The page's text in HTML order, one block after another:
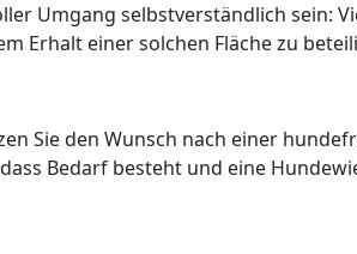
Umgang selbstverständlich sein:
Erhalt einer solchen Fläche zu
Sie den Wunsch nach einer
Bedarf besteht und eine